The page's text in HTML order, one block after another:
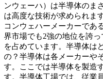
ンウェーハ）は半導体のま
は高度な技術が求められま
コンウェハーメーカーであ
界市場でも2強の地位を誇
を占めています。半導体は
の？半導体は各メーカーや
す。ここでは半導体を製造
す。半導体工場では、従業